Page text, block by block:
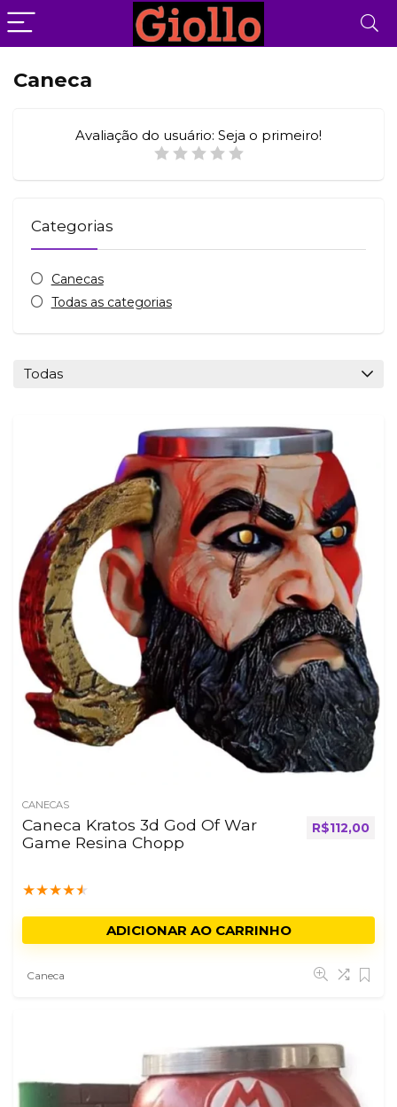
Caneca
Avaliação do usuário: Seja o primeiro!
Categorias
Canecas
Todas as categorias
Todas
CANECAS
Caneca Kratos 3d God Of War
Game Resina Chopp
★★★★★
R$112,00
ADICIONAR AO CARRINHO
Caneca